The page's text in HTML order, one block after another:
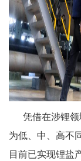
凭借在涉锂领
为低、中、高不
目前已实现锂盐